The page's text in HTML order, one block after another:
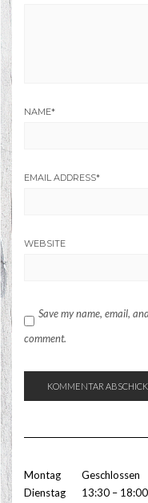
NAME*
EMAIL ADDRESS*
WEBSITE
Save my name, email,
comment.
Montag
Geschlossen
Dienstag
13:30 – 18:00